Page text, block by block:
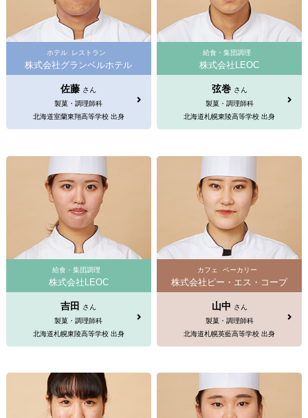
ホテル レストラン
株式会社グランベルホテル
佐藤 さん
製菓・調理師科
北海道室蘭東翔高等学校 出身
給食・集団調理
株式会社LEOC
弦巻 さん
製菓・調理師科
北海道札幌東陵高等学校 出身
給食・集団調理
株式会社LEOC
吉田
さん
製菓・調理師科
北海道札幌東陵高等学校 出身
カフェ ベーカリー
株式会社ピー・エス・コープ
山中 さん
製菓・調理師科
北海道札幌英藍高等学校 出身